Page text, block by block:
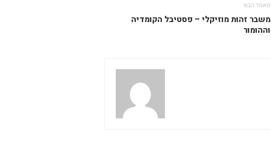
מאמר הבא
משבר זהות מוזיקלי – פסטיבל הקומדיה
וההומור